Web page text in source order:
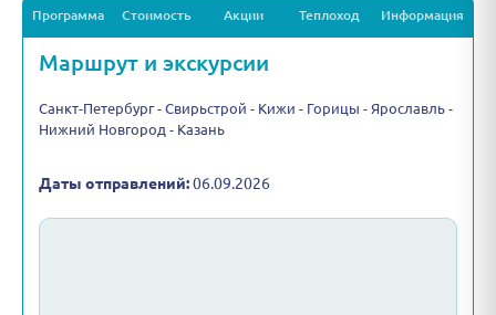
Программа Стоимость Акции Теплоход Информация
Маршрут и экскурсии
Санкт-Петербург - Свирьстрой - Кижи - Горицы - Ярославль -
Нижний Новгород - Казань
Даты отправлений:06.09.2026